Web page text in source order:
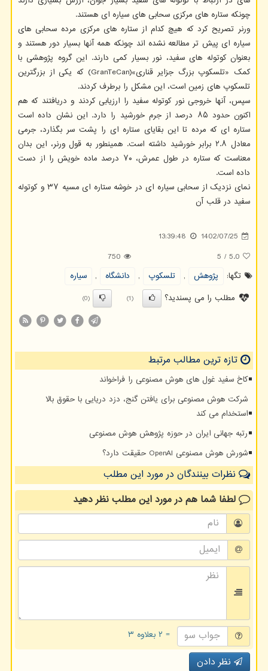
چونکه ستاره های مرکزی سحابی های سیاره ای هستند.
ورنر تصریح کرد که هیچ کدام از ستاره های مرکزی مرده سحابی های
سیاره ای پیش تر مطالعه نشده اند چونکه همه آنها بسیار دور هستند و
بعنوان کوتوله های سفید، نور بسیار کمی دارند. این گروه پژوهشی با
کمک «تلسکوپ بزرگ جزایر قناری»(GranTeCan) که یکی از بزرگترین
تلسکوپ های زمین است، این مشکل را برطرف کردند.
سپس، آنها خروجی نور کوتوله سفید را ارزیابی کردند و دریافتند که هم
اکنون حدود ۸۵ درصد از جرم خورشید را دارد. این نشان داده است
ستاره ای که مرده تا این بقایای ستاره ای را پشت سر بگذارد، جرمی
معادل ۲.۸ برابر خورشید داشته است. همینطور به قول ورنر، این بدان
معناست که ستاره در طول عمرش، ۷۰ درصد ماده خویش را از دست
داده است.
نمای نزدیک از سحابی سیاره ای در خوشه ستاره ای مسیه ۳۷ و کوتوله
سفید در قلب آن
1402/07/25
13:39:48
5.0
/
5
750
تگها:
پژوهش , تلسكوپ , دانشگاه ,
سیاره
مطلب را می پسندید؟
(1)
(0)
تازه ترین مطالب مرتبط
کاخ سفید غول های هوش مصنوعی را فراخواند
شرکت هوش مصنوعی برای یافتن گنج، دزد دریایی با حقوق بالا
استخدام می کند
رتبه جهانی ایران در حوزه پژوهش هوش مصنوعی
شورش هوش مصنوعی OpenAI حقیقت دارد؟
نظرات بینندگان در مورد این مطلب
لطفا شما همدر مورد این مطلبنظر دهید
= ۲ بعلاوه ۳
نظر دادن